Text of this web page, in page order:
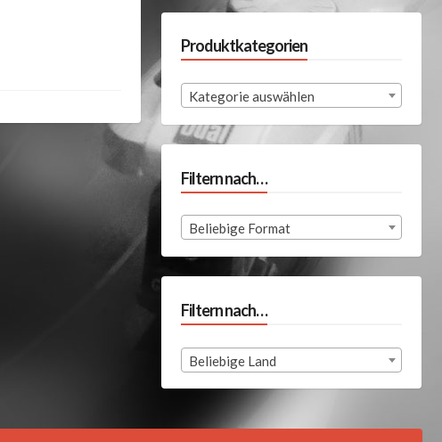
Produktkategorien
Kategorie auswählen
Filtern nach…
Beliebige Format
Filtern nach…
Beliebige Land